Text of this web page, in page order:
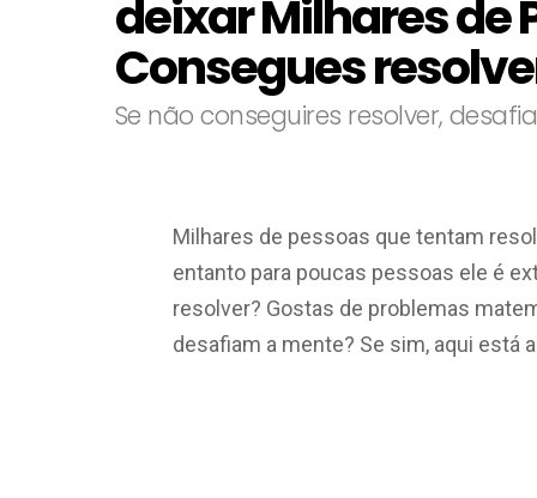
deixar Milhares de
Consegues
Se não conseguires resolver,
Milhares de pessoas que tentam
entanto para poucas pessoas ele é
resolver? Gostas de problemas
desafiam a mente? Se sim, aqui está